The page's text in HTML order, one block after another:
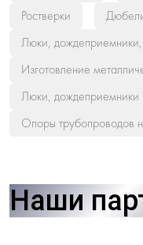
Ростверки
Люки,
Изготовление
Люки, дождеприемники
Опоры трубопроводов
Наши